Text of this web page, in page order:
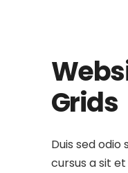
Grids
Duis sed
cursus a sit